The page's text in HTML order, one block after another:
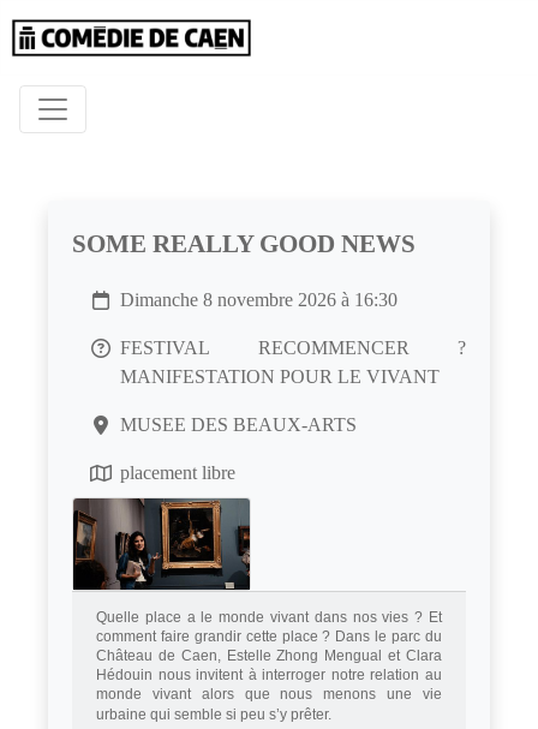
SOME REALLY GOOD NEWS
Dimanche 8 novembre 2026 à 16:30
FESTIVAL RECOMMENCER ?
MANIFESTATION POUR LE VIVANT
MUSEE DES BEAUX-ARTS
placement libre
Quelle place a le monde vivant dans nos vies ? Et
comment faire grandir cette place ? Dans le parc du
Château de Caen, Estelle Zhong Mengual et Clara
Hédouin nous invitent à interroger notre relation au
monde vivant alors que nous menons une vie
urbaine qui semble si peu s’y prêter.